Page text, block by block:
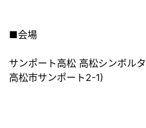
■会場
サンポート高松 高松シンボル
高松市サンポート2-1)